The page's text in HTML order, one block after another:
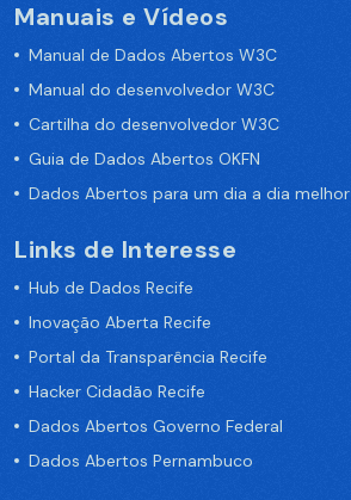
Manuais e Vídeos
Manual de Dados Abertos W3C
Manual do desenvolvedor W3C
Cartilha do desenvolvedor W3C
Guia de Dados Abertos OKFN
Dados Abertos para um dia a dia melhor
Links de Interesse
Hub de Dados Recife
Inovação Aberta Recife
Portal da Transparência Recife
Hacker Cidadão Recife
Dados Abertos Governo Federal
Dados Abertos Pernambuco